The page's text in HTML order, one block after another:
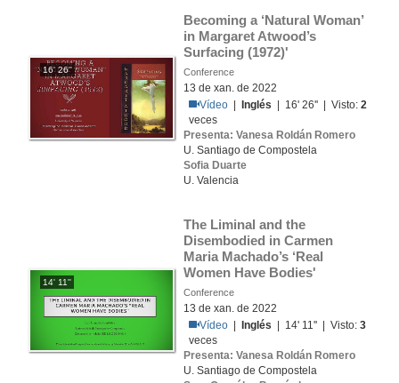
16' 26''
Becoming a ‘Natural Woman’
in Margaret Atwood’s
Surfacing (1972)'
Conference
13 de xan. de 2022
Vídeo
Inglés | 16' 26'' | Visto:2
veces
Presenta: Vanesa Roldán Romero
U. Santiago de Compostela
Sofia Duarte
U. Valencia
14' 11''
The Liminal and the
Disembodied in Carmen
Maria Machado’s ‘Real
Women Have Bodies'
Conference
13 de xan. de 2022
Vídeo
Inglés | 14' 11'' | Visto:3
veces
Presenta: Vanesa Roldán Romero
U. Santiago de Compostela